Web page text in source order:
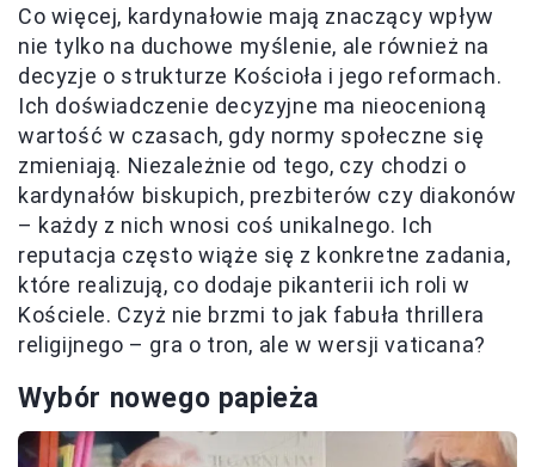
Co więcej, kardynałowie mają znaczący wpływ
nie tylko na duchowe myślenie, ale również na
decyzje o strukturze Kościoła i jego reformach.
Ich doświadczenie decyzyjne ma nieocenioną
wartość w czasach, gdy normy społeczne się
zmieniają. Niezależnie od tego, czy chodzi o
kardynałów biskupich, prezbiterów czy diakonów
– każdy z nich wnosi coś unikalnego. Ich
reputacja często wiąże się z konkretne zadania,
które realizują, co dodaje pikanterii ich roli w
Kościele. Czyż nie brzmi to jak fabuła thrillera
religijnego – gra o tron, ale w wersji vaticana?
Wybór nowego papieża